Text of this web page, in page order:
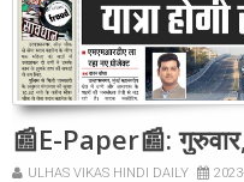
📰E-Paper📰:
ULHAS VIKAS HINDI DAILY